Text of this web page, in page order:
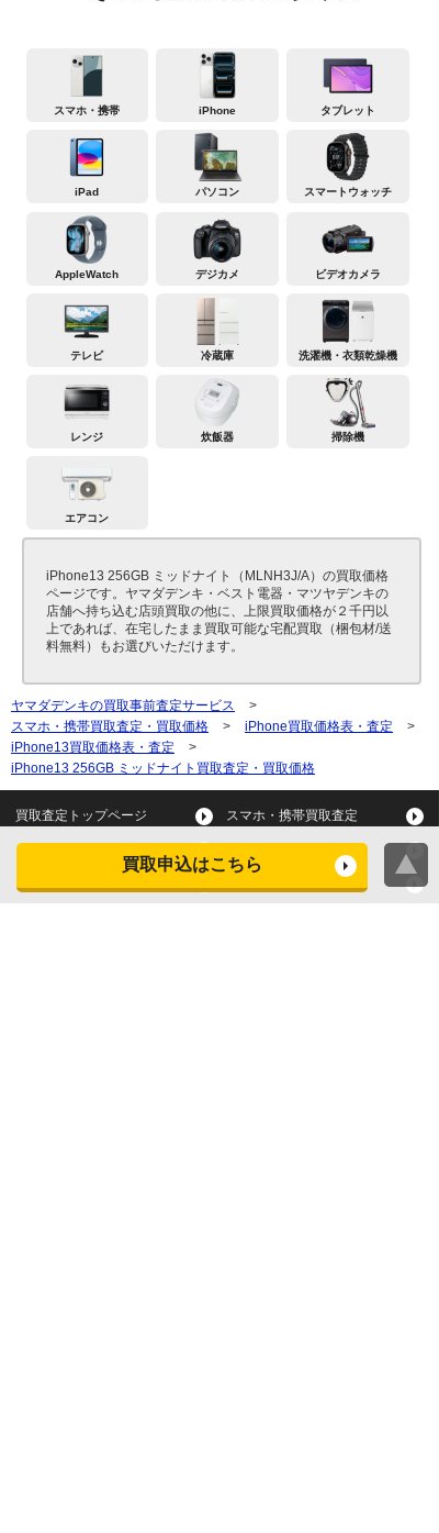
買取申込はこちら
スマホ・携帯 iPhone タブレット
iPad パソコン スマートウォッチ
AppleWatch デジカメ ビデオカメラ
テレビ 冷蔵庫 洗濯機・衣類乾燥機
レンジ 炊飯器 掃除機
エアコン
iPhone13 256GB ミッドナイト（MLNH3J/A）の買取価格
ページです。ヤマダデンキ・ベスト電器・マツヤデンキの
店舗へ持ち込む店頭買取の他に、上限買取価格が２千円以
上であれば、在宅したまま買取可能な宅配買取（梱包材/送
料無料）もお選びいただけます。
ヤマダデンキの買取事前査定サービス
>
スマホ・携帯買取査定・買取価格
> iPhone買取価格表・査定
>
iPhone13買取価格表・査定
>
iPhone13 256GB ミッドナイト買取査定・買取価格
買取査定トップページ スマホ・携帯買取査定
タブレット買取査定
スマートウォッチ買取査定